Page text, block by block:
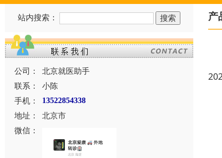
站内搜索：
公司：
北京就医助手
联系：
小陈
手机：
13522854338
地址：
北京市
微信：
产